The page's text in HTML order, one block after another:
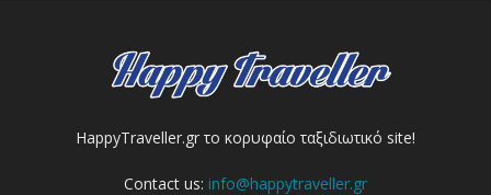
HappyTraveller.gr το κορυφαίο ταξιδιωτικό site!
Contact us: info@happytraveller.gr